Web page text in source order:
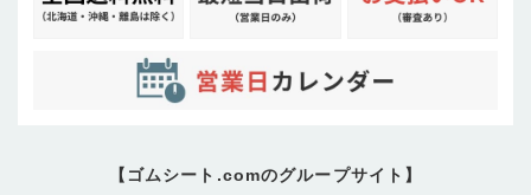
【ゴムシート.comのグループサイト】